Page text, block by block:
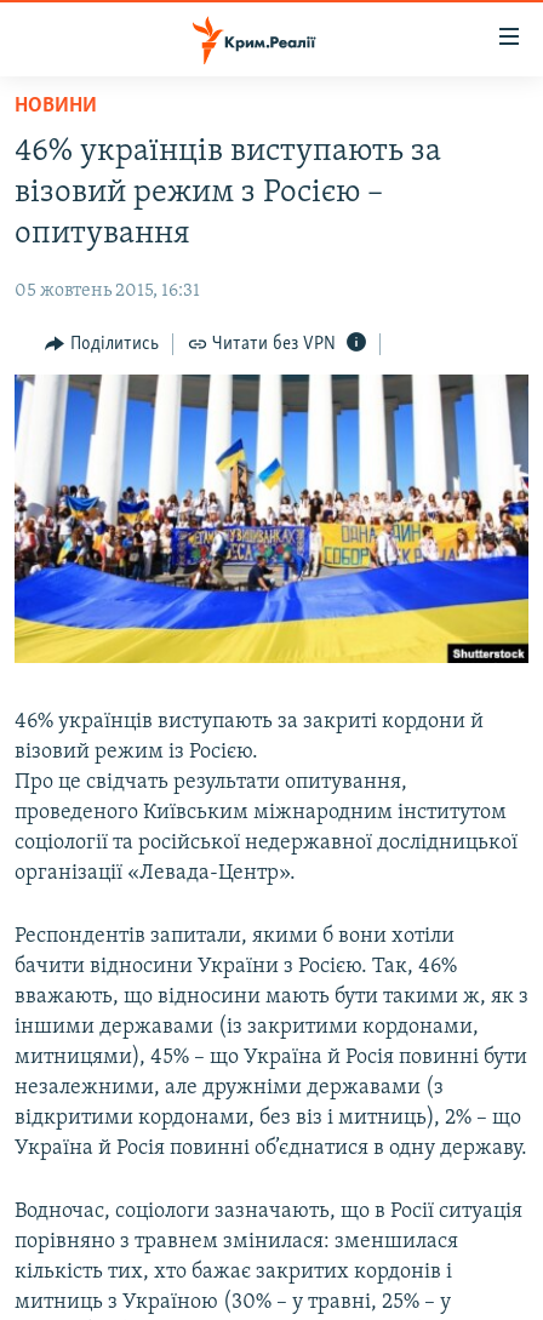
Перейти
основного
матеріалу
до
основної
Перейти
до
пошуку
ВОДА.КРИМ
ВІДЕО ТА ФОТО
БЛОГИ
ПОГЛЯД
ІНТЕРВ'Ю
ВСЕ ЗА ДЕНЬ
СПЕЦПРОЕКТИ
ДЕПОРТАЦІЯ
ВІДЕОУРОКИ «ELIFBE»
СВІДЧЕННЯ ОКУПАЦІЇ
УКРАЇНСЬКА ПРОБЛЕМА КРИМУ
ЯК ОБІЙТИ БЛОКУВАННЯ
Русский
Qırımtatar
Усі сайти RFE/RL
НОВИНИ
46% українців виступають за
візовий режим з Росією –
опитування
05 жовтень 2015, 16:31
Поділитись Читати без VPN
46% українців виступають за закриті кордони й
візовий режим із Росією.
Про це свідчать результати опитування,
проведеного Київським міжнародним інститутом
соціології та російської недержавної дослідницької
організації «Левада-Центр».
Респондентів запитали, якими б вони хотіли
бачити відносини України з Росією. Так, 46%
вважають, що відносини мають бути такими ж, як з
іншими державами (із закритими кордонами,
митницями), 45% – що Україна й Росія повинні бути
незалежними, але дружніми державами (з
відкритими кордонами, без віз і митниць), 2% – що
Україна й Росія повинні об’єднатися в одну державу.
Водночас, соціологи зазначають, що в Росії ситуація
порівняно з травнем змінилася: зменшилася
кількість тих, хто бажає закритих кордонів і
митниць з Україною (30% – у травні, 25% – у